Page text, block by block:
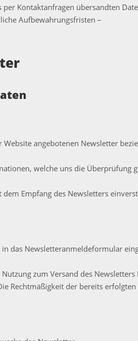
per Kontaktanfragen übersandten
Aufbewahrungsfristen –
Website angebotenen Newsletter
welche uns die Überprüfung
Empfang des Newsletters
das Newsletteranmeldeformular
zum Versand des
Rechtmäßigkeit der bereits